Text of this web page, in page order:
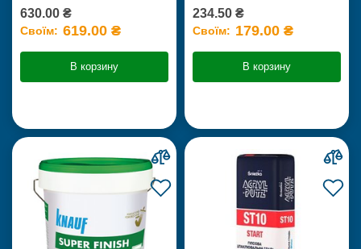
630.00 ₴
Своїм: 619.00 ₴
В корзину
234.50 ₴
Своїм: 179.00 ₴
В корзину